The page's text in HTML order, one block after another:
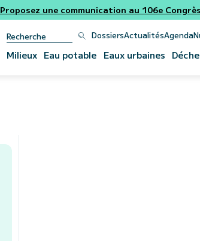
Proposez une communication au 106e
DossiersActualitésAgenda
Milieux Eau potable Eaux urbaines